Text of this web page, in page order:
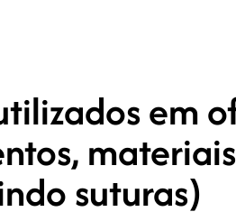
em
suturas)